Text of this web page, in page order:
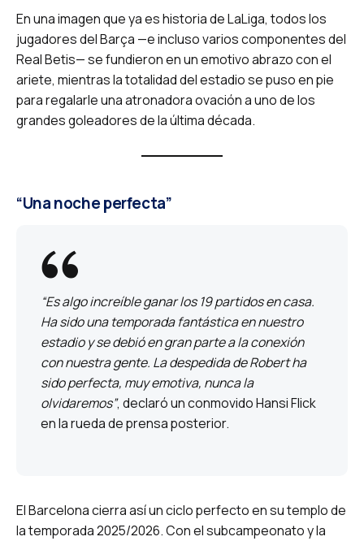
En una imagen que ya es historia de LaLiga, todos los
jugadores del Barça —e incluso varios componentes del
Real Betis— se fundieron en un emotivo abrazo con el
ariete, mientras la totalidad del estadio se puso en pie
para regalarle una atronadora ovación a uno de los
grandes goleadores de la última década.
“Una noche perfecta”
“Es algo increíble ganar los 19 partidos en casa.
Ha sido una temporada fantástica en nuestro
estadio y se debió en gran parte a la conexión
con nuestra gente. La despedida de Robert ha
sido perfecta, muy emotiva, nunca la
olvidaremos”, declaró un conmovido Hansi Flick
en la rueda de prensa posterior.
El Barcelona cierra así un ciclo perfecto en su templo de
la temporada 2025/2026. Con el subcampeonato y la